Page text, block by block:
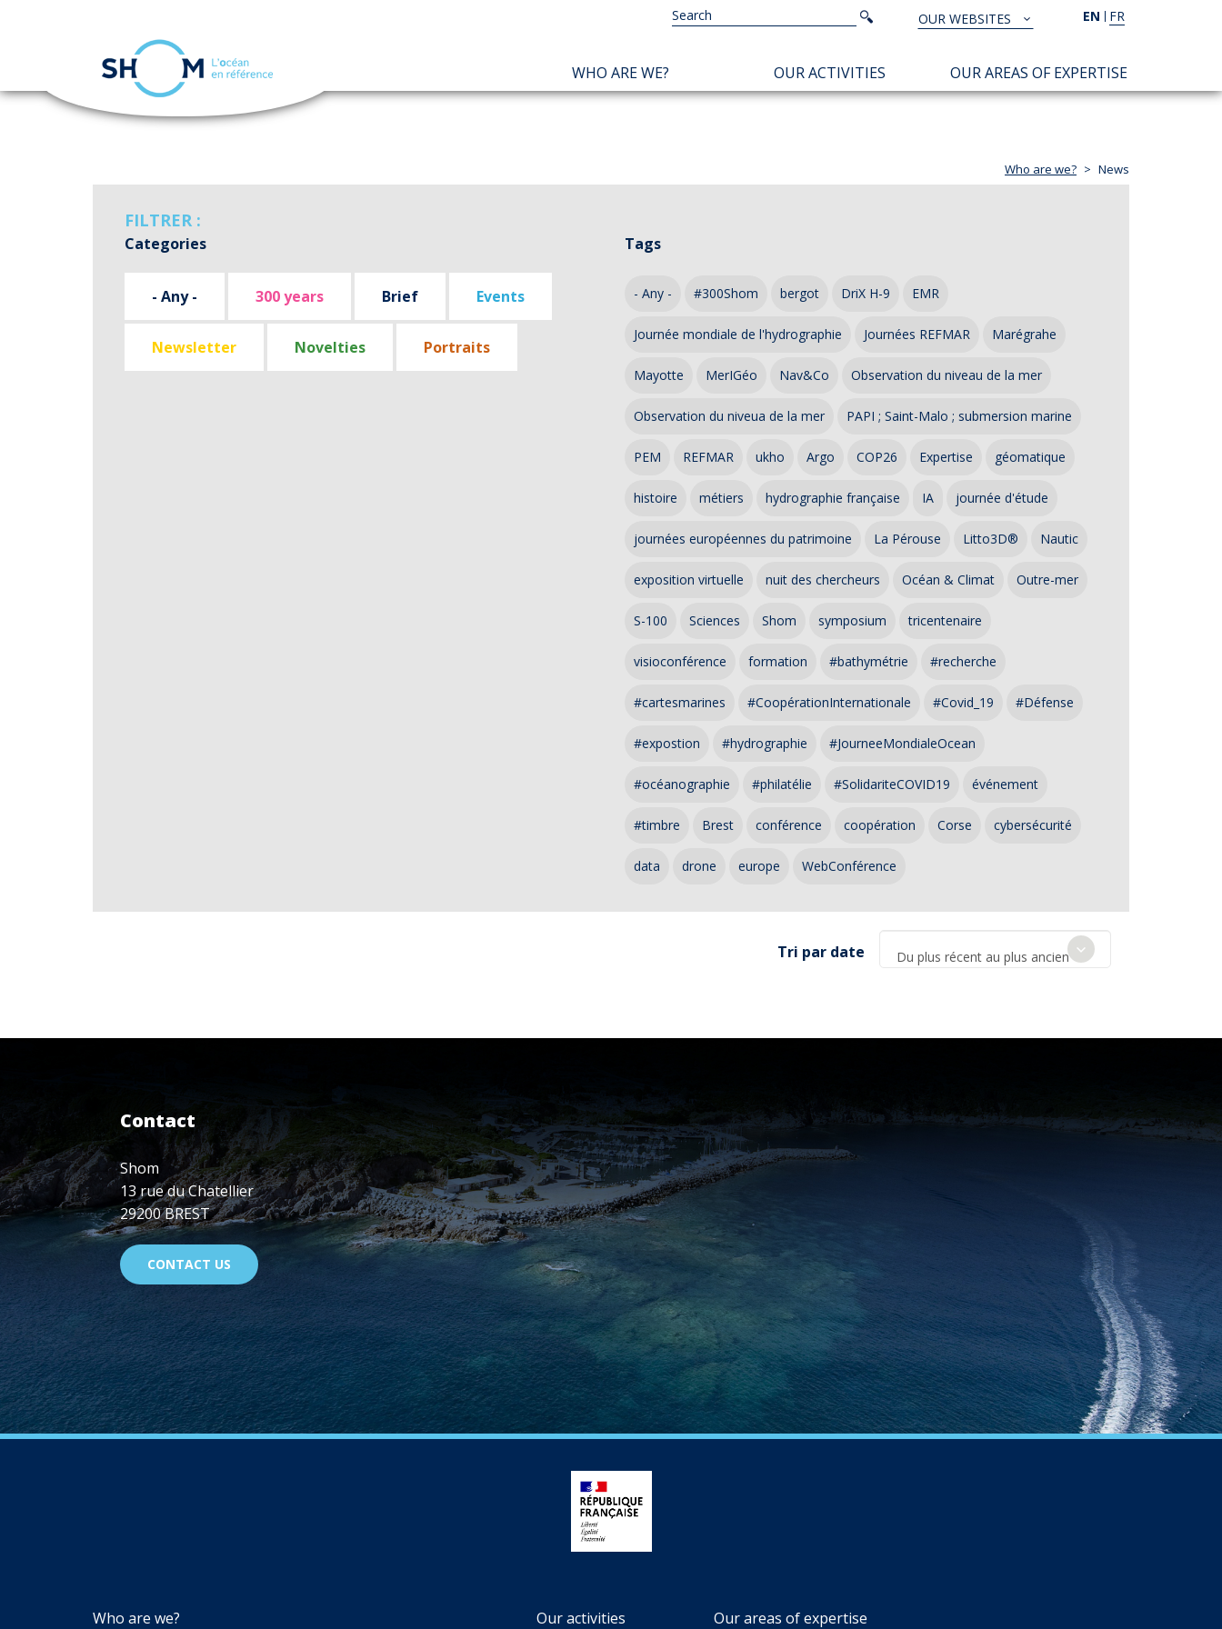
Skip
EN FR
TOUS
NOS
SITES
OUR WEBSITES
Search
Search
NAVIGATION
PRINCIPALE
WHO ARE WE? OUR ACTIVITIES OUR AREAS OF EXPERTISE
Who are we? News
FILTRER :
Categories
- Any - 300 years Brief Events
Newsletter Novelties Portraits
Tags
- Any - #300Shom bergot DriX H-9 EMR
Journée mondiale de l'hydrographie Journées REFMAR Marégrahe
Mayotte MerIGéo Nav&Co Observation du niveau de la mer
Observation du niveua de la mer PAPI ; Saint-Malo ; submersion marine
PEM REFMAR ukho Argo COP26 Expertise géomatique
histoire métiers hydrographie française IA journée d'étude
journées européennes du patrimoine La Pérouse Litto3D® Nautic
exposition virtuelle nuit des chercheurs Océan & Climat Outre-mer
S-100 Sciences Shom symposium tricentenaire
visioconférence formation #bathymétrie #recherche
#cartesmarines #CoopérationInternationale #Covid_19 #Défense
#expostion #hydrographie #JourneeMondialeOcean
#océanographie #philatélie #SolidariteCOVID19 événement
#timbre Brest conférence coopération Corse cybersécurité
data drone europe WebConférence
Tri par date Du plus récent au plus ancien
Contact
Shom
13 rue du Chatellier
29200 BREST
CONTACT US
NAVIGATION
Who are we? Our activities Our areas of expertise